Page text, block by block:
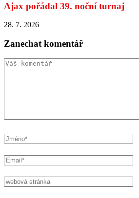
Ajax pořádal 39. noční turnaj
28. 7. 2026
Zanechat komentář